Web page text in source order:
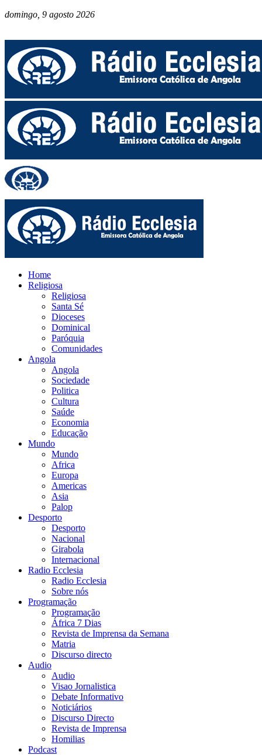
domingo, 9 agosto 2026
Home
Religiosa
Religiosa
Santa Sé
Dioceses
Dominical
Paróquia
Comunidades
Angola
Angola
Sociedade
Politica
Cultura
Saúde
Economia
Educação
Mundo
Mundo
Africa
Europa
Americas
Asia
Palop
Desporto
Desporto
Nacional
Girabola
Internacional
Radio Ecclesia
Radio Ecclesia
Sobre nós
Programação
Programação
África 7 Dias
Revista de Imprensa da Semana
Matria
Discurso directo
Audio
Audio
Visao Jornalistica
Debate Informativo
Noticiários
Discurso Directo
Revista de Imprensa
Homilias
Podcast